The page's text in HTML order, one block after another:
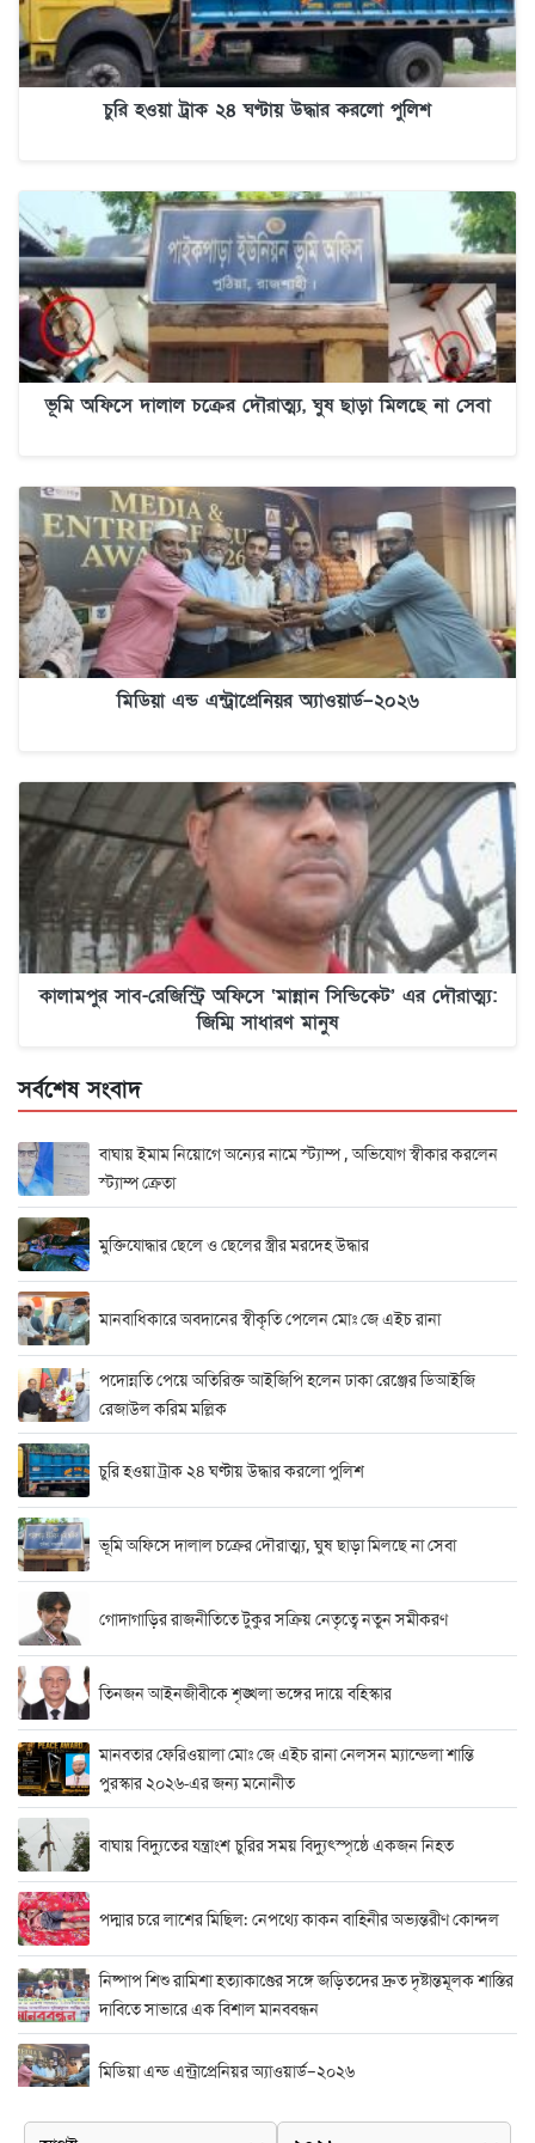
চুরি হওয়া ট্রাক ২৪ ঘণ্টায় উদ্ধার করলো পুলিশ
ভূমি অফিসে দালাল চক্রের দৌরাত্ম্য, ঘুষ ছাড়া মিলছে না সেবা
মিডিয়া এন্ড এন্ট্রাপ্রেনিয়র অ্যাওয়ার্ড–২০২৬
কালামপুর সাব-রেজিস্ট্রি অফিসে ‘মান্নান সিন্ডিকেট’ এর দৌরাত্ম্য:
জিম্মি সাধারণ মানুষ
সর্বশেষ সংবাদ
বাঘায় ইমাম নিয়োগে অন্যের নামে স্ট্যাম্প , অভিযোগ স্বীকার করলেন
স্ট্যাম্প ক্রেতা
মুক্তিযোদ্ধার ছেলে ও ছেলের স্ত্রীর মরদেহ উদ্ধার
মানবাধিকারে অবদানের স্বীকৃতি পেলেন মোঃ জে এইচ রানা
পদোন্নতি পেয়ে অতিরিক্ত আইজিপি হলেন ঢাকা রেঞ্জের ডিআইজি
রেজাউল করিম মল্লিক
চুরি হওয়া ট্রাক ২৪ ঘণ্টায় উদ্ধার করলো পুলিশ
ভূমি অফিসে দালাল চক্রের দৌরাত্ম্য, ঘুষ ছাড়া মিলছে না সেবা
গোদাগাড়ির রাজনীতিতে টুকুর সক্রিয় নেতৃত্বে নতুন সমীকরণ
তিনজন আইনজীবীকে শৃঙ্খলা ভঙ্গের দায়ে বহিস্কার
মানবতার ফেরিওয়ালা মোঃ জে এইচ রানা নেলসন ম্যান্ডেলা শান্তি
পুরস্কার ২০২৬-এর জন্য মনোনীত
বাঘায় বিদ্যুতের যন্ত্রাংশ চুরির সময় বিদ্যুৎস্পৃষ্ঠে একজন নিহত
পদ্মার চরে লাশের মিছিল: নেপথ্যে কাকন বাহিনীর অভ্যন্তরীণ কোন্দল
নিষ্পাপ শিশু রামিশা হত্যাকাণ্ডের সঙ্গে জড়িতদের দ্রুত দৃষ্টান্তমূলক শাস্তির
দাবিতে সাভারে এক বিশাল মানববন্ধন
মিডিয়া এন্ড এন্ট্রাপ্রেনিয়র অ্যাওয়ার্ড–২০২৬
র‍্যাবের বিশেষ অভিযান: বিদেশি পিস্তল, গুলি, মাদক ও নগদ অর্থ উদ্ধার,